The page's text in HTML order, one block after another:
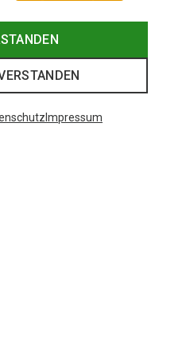
Impressum